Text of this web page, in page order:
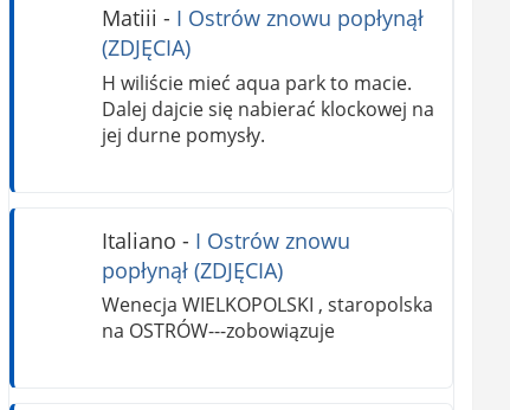
Matiii - I Ostrów znowu popłynął
(ZDJĘCIA)
H wiliście mieć aqua park to macie.
Dalej dajcie się nabierać klockowej na
jej durne pomysły.
Italiano - I Ostrów znowu
popłynął (ZDJĘCIA)
Wenecja WIELKOPOLSKI , staropolska
na OSTRÓW---zobowiązuje